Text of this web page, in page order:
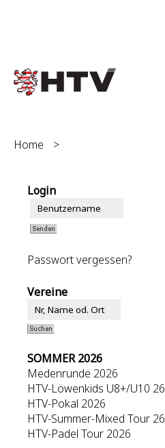
Home >
Login
Passwort vergessen?
Vereine
SOMMER 2026
Medenrunde 2026
HTV-Löwenkids U8+/U10 26
HTV-Pokal 2026
HTV-Summer-Mixed Tour 26
HTV-Padel Tour 2026